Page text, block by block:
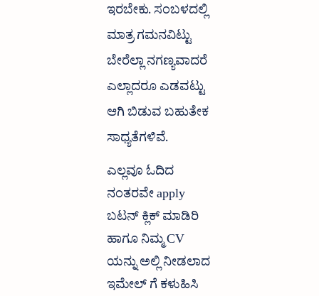
ಇರಬೇಕು. ಸಂಬಳದಲ್ಲಿ
ಮಾತ್ರ ಗಮನವಿಟ್ಟು
ಬೇರೆಲ್ಲಾ ನಗಣ್ಯವಾದರೆ
ಎಲ್ಲಾದರೂ ಎಡವಟ್ಟು
ಆಗಿ ಬಿಡುವ ಬಹುತೇಕ
ಸಾಧ್ಯತೆಗಳಿವೆ.
ಎಲ್ಲವೂ ಓದಿದ
ನಂತರವೇ apply
ಬಟನ್ ಕ್ಲಿಕ್ ಮಾಡಿರಿ
ಹಾಗೂ ನಿಮ್ಮ CV
ಯನ್ನು ಅಲ್ಲಿ ನೀಡಲಾದ
ಇಮೇಲ್ ಗೆ ಕಳುಹಿಸಿ